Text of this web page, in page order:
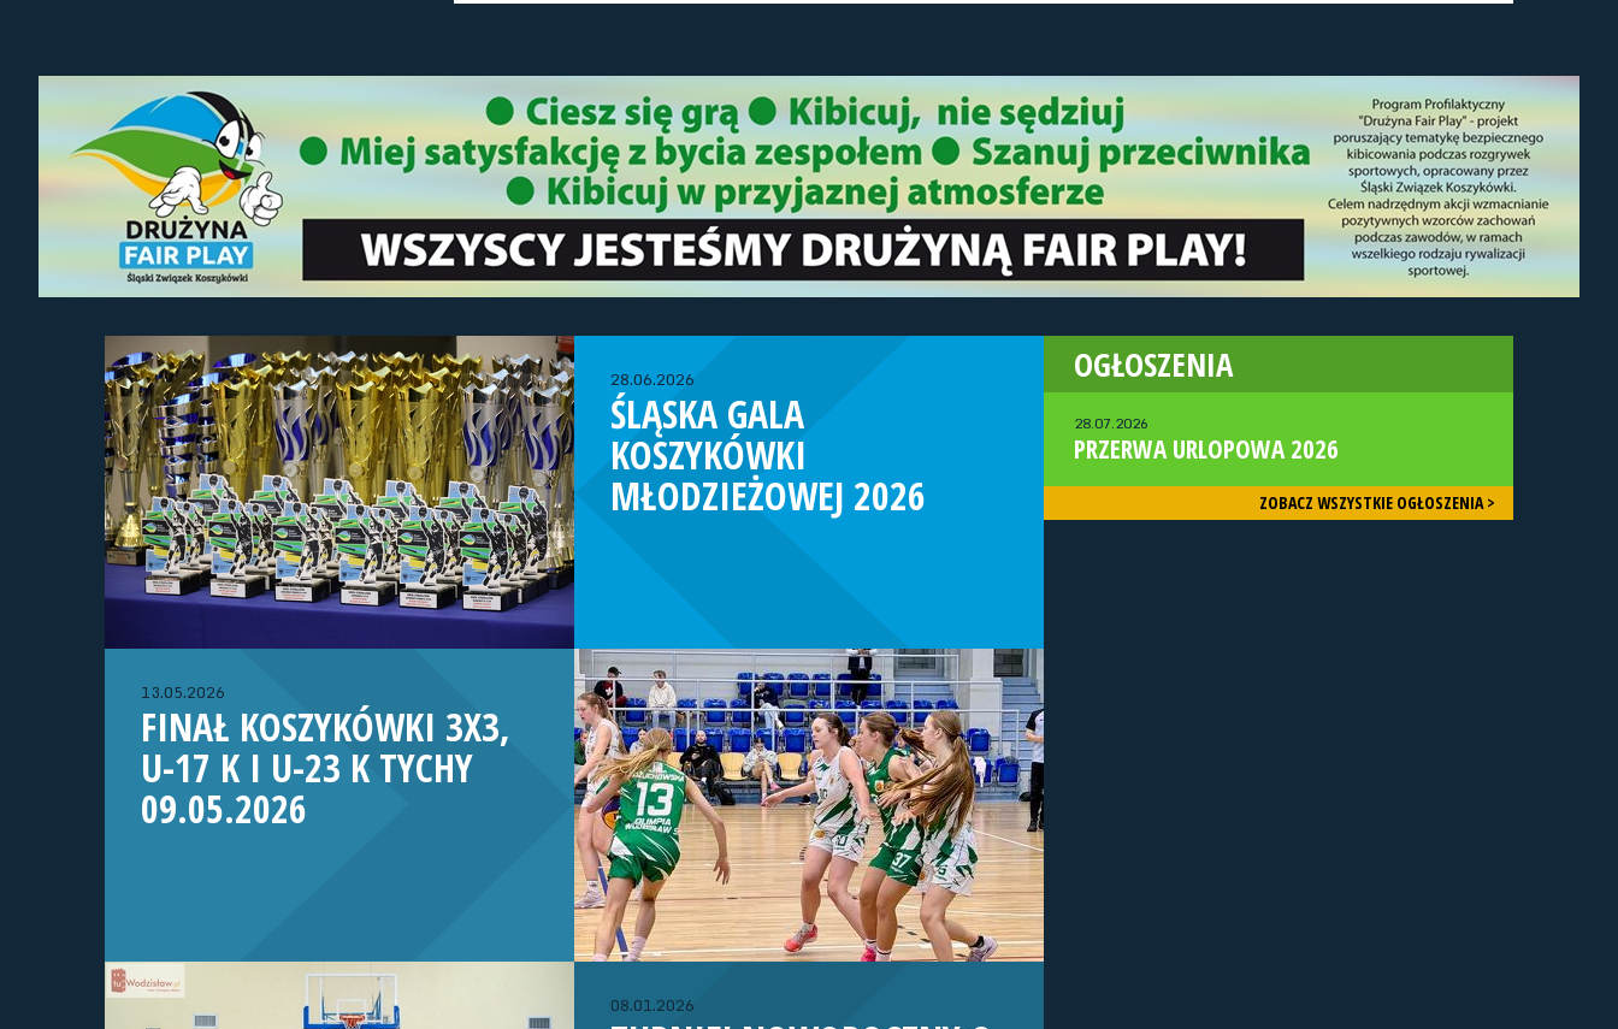
28.06.2026
ŚLĄSKA GALA
KOSZYKÓWKI
MŁODZIEŻOWEJ 2026
13.05.2026
FINAŁ KOSZYKÓWKI 3X3,
U-17 K I U-23 K TYCHY
09.05.2026
08.01.2026
OGŁOSZENIA
28.07.2026
PRZERWA URLOPOWA 2026
ZOBACZ WSZYSTKIE OGŁOSZENIA >